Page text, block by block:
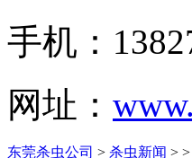
手机：
网址：
东莞杀虫公司 > 杀虫新闻 > >